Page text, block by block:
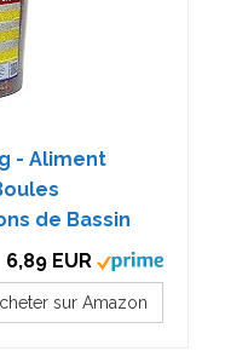
- Aliment
de Bassin
6,89 EUR
sur Amazon